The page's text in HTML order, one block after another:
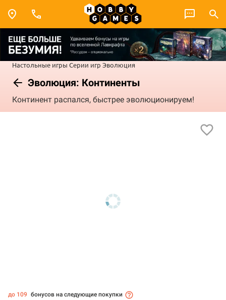
Настольные игры Серии игр Эволюция
Эволюция: Континенты
Континент распался, быстрее эволюционируем!
до 109 бонусов на следующие покупки